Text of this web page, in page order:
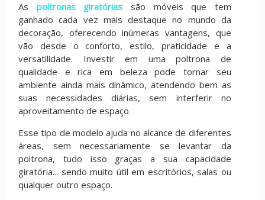
As poltronas giratórias são móveis que tem
ganhado cada vez mais destaque no mundo da
decoração, oferecendo inúmeras vantagens, que
vão desde o conforto, estilo, praticidade e a
versatilidade. Investir em uma poltrona de
qualidade e rica em beleza pode tornar seu
ambiente ainda mais dinâmico, atendendo bem as
suas necessidades diárias, sem interferir no
aproveitamento de espaço.
Esse tipo de modelo ajuda no alcance de diferentes
áreas, sem necessariamente se levantar da
poltrona, tudo isso graças a sua capacidade
giratória... sendo muito útil em escritórios, salas ou
qualquer outro espaço.